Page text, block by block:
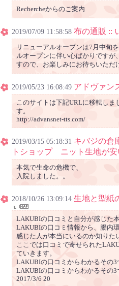
Rechercheからのご案内
2019/07/09 11:58:58 布の通販 ::
リニューアルオープンは7月中旬
ルオープンに伴い心ばかりですが
すので、お楽しみにお待ちいただ
2019/05/23 16:08:49 アドヴァン
このサイトは下記URLに移転しま
す。
http://advansnet-tts.com/
2019/03/15 05:18:31 キバジの倉
トショップ ニット生地が安
本気で生命の危機で、
入院しました。。
2018/10/26 13:09:14 生地と型紙
LAKUBIの口コミと自分が感じた
LAKUBIの口コミ情報から、腸内
感じた人が本当にいるのか知りた
ここでは口コミで寄せられた
ていきます。
LAKUBIの口コミからわかるその3
LAKUBIの口コミからわかるその3
2017/3/6 20